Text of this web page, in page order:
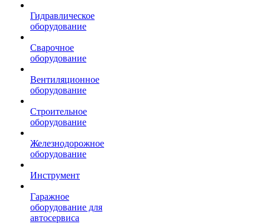
Гидравлическое
оборудование
Сварочное
оборудование
Вентиляционное
оборудование
Строительное
оборудование
Железнодорожное
оборудование
Инструмент
Гаражное
оборудование для
автосервиса